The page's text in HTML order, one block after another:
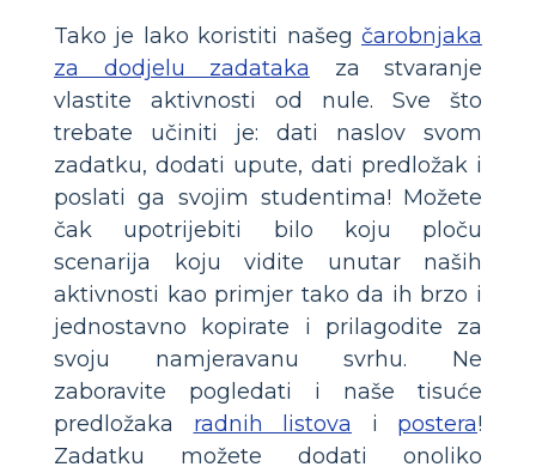
Tako je lako koristiti našeg čarobnjaka
za dodjelu zadataka za stvaranje
vlastite aktivnosti od nule. Sve što
trebate učiniti je: dati naslov svom
zadatku, dodati upute, dati predložak i
poslati ga svojim studentima! Možete
čak upotrijebiti bilo koju ploču
scenarija koju vidite unutar naših
aktivnosti kao primjer tako da ih brzo i
jednostavno kopirate i prilagodite za
svoju namjeravanu svrhu. Ne
zaboravite pogledati i naše tisuće
predložaka radnih listova i postera!
Zadatku možete dodati onoliko